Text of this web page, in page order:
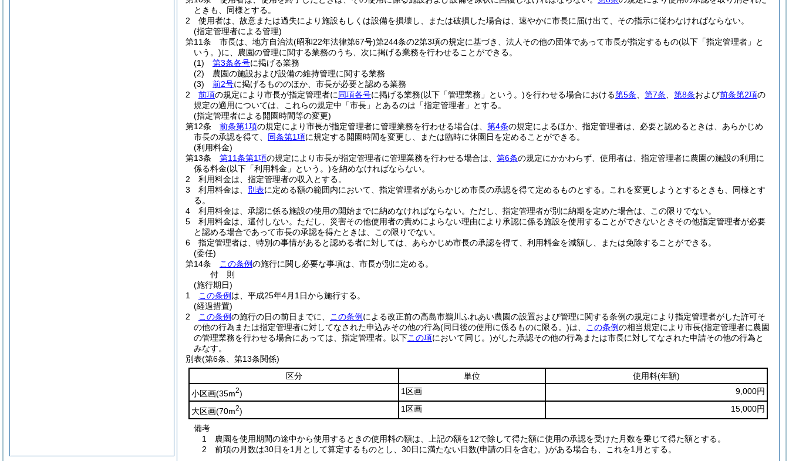
ときも、同様とする。
2
使用者は、故意または過失により施設もしくは設備を損壊し、または破損した場合は、速やかに市長に届け出て、その指示に従わなければならない。
(指定管理者による管理)
第11条
市長は、地方自治法(昭和22年法律第67号)第244条の2第3項の規定に基づき、法人その他の団体であって市長が指定するもの(以下「指定管理者」と
いう。)に、農園の管理に関する業務のうち、次に掲げる業務を行わせることができる。
(1)
第3条各号に掲げる業務
(2)
農園の施設および設備の維持管理に関する業務
(3)
前2号に掲げるもののほか、市長が必要と認める業務
2
前項の規定により市長が指定管理者に同項各号に掲げる業務(以下「管理業務」という。)を行わせる場合における第5条 第7条 第8条および前条第2項の
規定の適用については、これらの規定中「市長」とあるのは「指定管理者」とする。
(指定管理者による開園時間等の変更)
第12条
前条第1項の規定により市長が指定管理者に管理業務を行わせる場合は、 第4条の規定によるほか、指定管理者は、必要と認めるときは、あらかじめ
市長の承認を得て、 同条第1項に規定する開園時間を変更し、または臨時に休園日を定めることができる。
(利用料金)
第13条
第11条第1項の規定により市長が指定管理者に管理業務を行わせる場合は、 第6条の規定にかかわらず、使用者は、指定管理者に農園の施設の利用に
係る料金(以下「利用料金」という。)を納めなければならない。
2
利用料金は、指定管理者の収入とする。
3
利用料金は、 別表に定める額の範囲内において、指定管理者があらかじめ市長の承認を得て定めるものとする。
これを変更しようとするときも、同様とす
る。
4
利用料金は、承認に係る施設の使用の開始までに納めなければならない。 ただし、指定管理者が別に納期を定めた場合は、この限りでない。
5
利用料金は、還付しない。 ただし、災害その他使用者の責めによらない理由により承認に係る施設を使用することができないときその他指定管理者が必要
と認める場合であって市長の承認を得たときは、この限りでない。
6
指定管理者は、特別の事情があると認める者に対しては、あらかじめ市長の承認を得て、利用料金を減額し、または免除することができる。
(委任)
第14条
この条例の施行に関し必要な事項は、市長が別に定める。
付 則
(施行期日)
1
この条例 は、平成25年4月1日から施行する。
(経過措置)
2
この条例の施行の日の前日までに、 この条例 による改正前の高島市鵜川ふれあい農園の設置および管理に関する条例の規定により指定管理者がした許可そ
の他の行為または指定管理者に対してなされた申込みその他の行為(同日後の使用に係るものに限る。)は、 この条例の相当規定により市長(指定管理者に農園
の管理業務を行わせる場合にあっては、指定管理者。以下この項において同じ。)がした承認その他の行為または市長に対してなされた申請その他の行為と
みなす。
別表(第6条、第13条関係)
区分
単位 使用料(年額)
小区画(35m2) 1区画 9,000円
大区画(70m2) 1区画 15,000円
備考
1 農園を使用期間の途中から使用するときの使用料の額は、上記の額を12で除して得た額に使用の承認を受けた月数を乗じて得た額とする。
2 前項の月数は30日を1月として算定するものとし、30日に満たない日数(申請の日を含む。)がある場合も、これを1月とする。